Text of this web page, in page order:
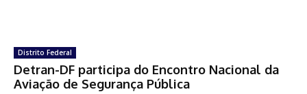
Distrito Federal
Detran-DF participa do Encontro Nacional da
Aviação de Segurança Pública